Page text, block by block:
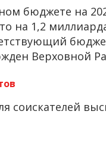
бюджете на
на 1,2
Верховной
соискателей